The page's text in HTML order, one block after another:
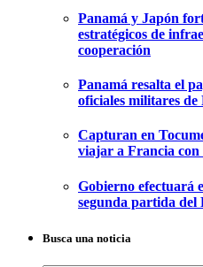
Panamá y Japón
estratégicos de
cooperación
Panamá resalta el
oficiales militares
Capturan en
viajar a Francia con
Gobierno efectuará
segunda partida del
Busca una noticia